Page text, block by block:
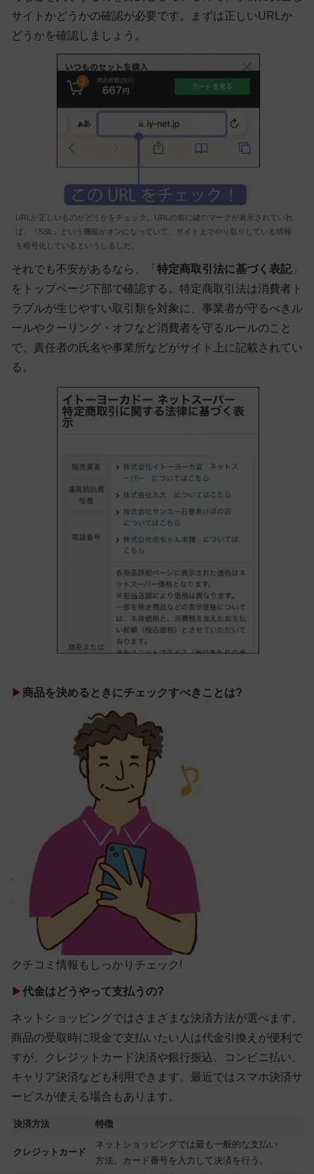
サイトかどうかの確認が必要です。まずは正しいURLか
どうかを確認しましょう。
URLが正しいものかどうかをチェック。URLの前に鍵のマークが表示されていれ
ば、「SSL」という機能がオンになっていて、サイト上でやり取りしている情報
を暗号化しているというしるしだ。
それでも不安があるなら、「 特定商取引法に基づく表記 」
をトップページ下部で確認する。特定商取引法は消費者ト
ラブルが生じやすい取引類を対象に、事業者が守るべきル
ールやクーリング・オフなど消費者を守るルールのこと
で、責任者の氏名や事業所などがサイト上に記載されてい
る。
▶商品を決めるときにチェックすべきことは?
クチコミ情報もしっかりチェック!
▶代金はどうやって支払うの?
ネットショッピングではさまざまな決済方法が選べます。
商品の受取時に現金で支払いたい人は代金引換えが便利で
すが、クレジットカード決済や銀行振込、コンビニ払い、
キャリア決済なども利用できます。最近ではスマホ決済サ
ービスが使える場合もあります。
決済方法 特徴
クレジットカード
ネットショッピングでは最も一般的な支払い
方法。カード番号を入力して決済を行う。